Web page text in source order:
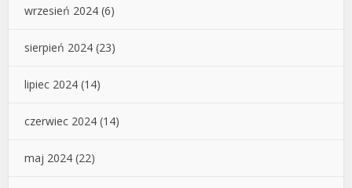
wrzesień 2024 (6)
sierpień 2024 (23)
lipiec 2024 (14)
czerwiec 2024 (14)
maj 2024 (22)